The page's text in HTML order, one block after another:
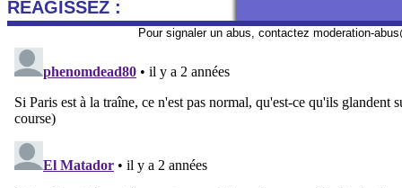
REAGISSEZ :
Pour signaler un abus, contactez moderation-